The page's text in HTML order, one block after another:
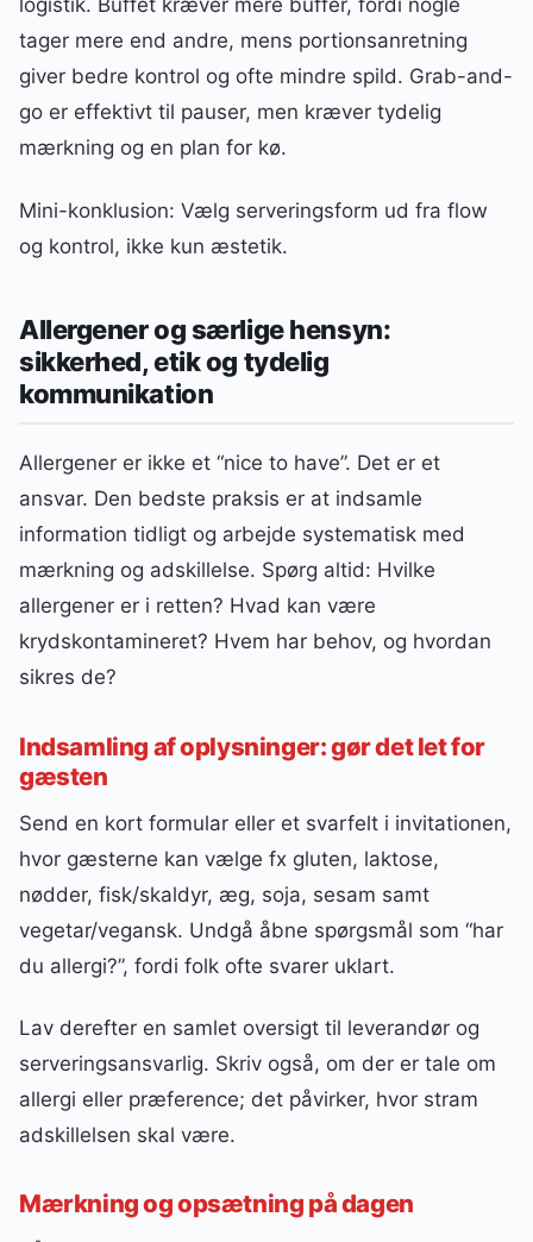
logistik. Buffet kræver mere buffer, fordi nogle
tager mere end andre, mens portionsanretning
giver bedre kontrol og ofte mindre spild. Grab-and-
go er effektivt til pauser, men kræver tydelig
mærkning og en plan for kø.
Mini-konklusion: Vælg serveringsform ud fra flow
og kontrol, ikke kun æstetik.
Allergener og særlige hensyn:
sikkerhed, etik og tydelig
kommunikation
Allergener er ikke et “nice to have”. Det er et
ansvar. Den bedste praksis er at indsamle
information tidligt og arbejde systematisk med
mærkning og adskillelse. Spørg altid: Hvilke
allergener er i retten? Hvad kan være
krydskontamineret? Hvem har behov, og hvordan
sikres de?
Indsamling af oplysninger: gør det let for
gæsten
Send en kort formular eller et svarfelt i invitationen,
hvor gæsterne kan vælge fx gluten, laktose,
nødder, fisk/skaldyr, æg, soja, sesam samt
vegetar/vegansk. Undgå åbne spørgsmål som “har
du allergi?”, fordi folk ofte svarer uklart.
Lav derefter en samlet oversigt til leverandør og
serveringsansvarlig. Skriv også, om der er tale om
allergi eller præference; det påvirker, hvor stram
adskillelsen skal være.
Mærkning og opsætning på dagen